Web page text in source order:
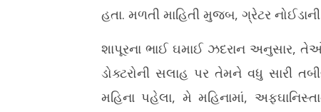
હતા. મળતી માહિતી મુજબ, ગ્રેટર
શાપૂરના ભાઈ ઘમાઈ ઝદરાન અનુસાર, તેઓ
ડોક્ટરોની સલાહ પર તેમને વધુ સારી
મહિના પહેલા, મે મહિનામાં,